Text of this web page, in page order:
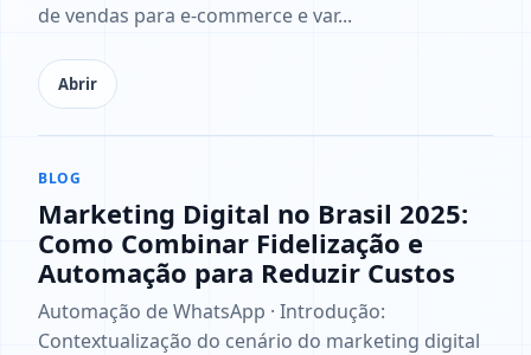
de vendas para e-commerce e var...
Abrir
BLOG
Marketing Digital no Brasil 2025:
Como Combinar Fidelização e
Automação para Reduzir Custos
Automação de WhatsApp · Introdução:
Contextualização do cenário do marketing digital